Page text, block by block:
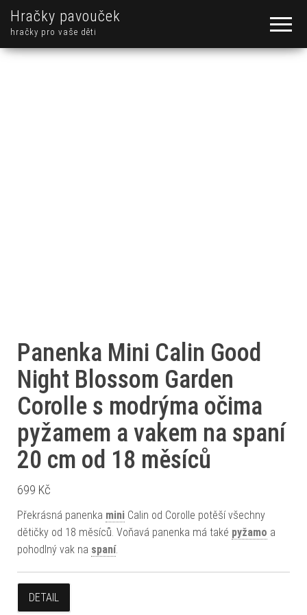
Hračky pavouček
hračky pro vaše děti
Panenka Mini Calin Good
Night Blossom Garden
Corolle s modrýma očima
pyžamem a vakem na spaní
20 cm od 18 měsíců
699 Kč
Překrásná panenka mini Calin od Corolle potěší všechny
dětičky od 18 měsíců. Voňavá panenka má také pyžamo a
pohodlný vak na spaní.
DETAIL